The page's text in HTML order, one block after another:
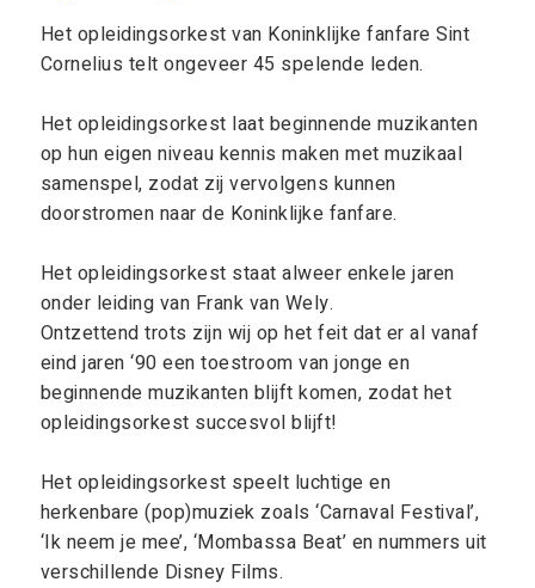
Het opleidingsorkest van Koninklijke fanfare Sint
Cornelius telt ongeveer 45 spelende leden.
Het opleidingsorkest laat beginnende muzikanten
op hun eigen niveau kennis maken met muzikaal
samenspel, zodat zij vervolgens kunnen
doorstromen naar de Koninklijke fanfare.
Het opleidingsorkest staat alweer enkele jaren
onder leiding van Frank van Wely.
Ontzettend trots zijn wij op het feit dat er al vanaf
eind jaren ‘90 een toestroom van jonge en
beginnende muzikanten blijft komen, zodat het
opleidingsorkest succesvol blijft!
Het opleidingsorkest speelt luchtige en
herkenbare (pop)muziek zoals ‘Carnaval Festival’,
‘Ik neem je mee’, ‘Mombassa Beat’ en nummers uit
verschillende Disney Films.